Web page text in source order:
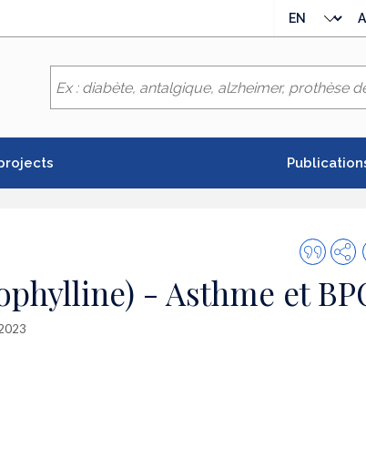
language
this
- Asthme et